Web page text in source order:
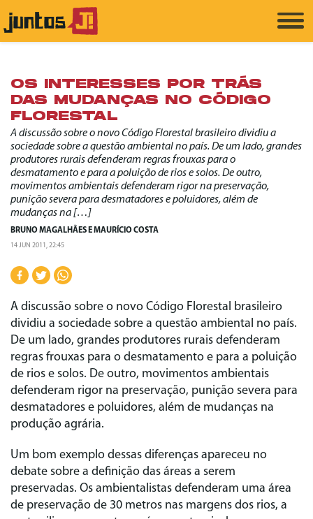
OS INTERESSES POR TRÁS
DAS MUDANÇAS NO CÓDIGO
FLORESTAL
A discussão sobre o novo Código Florestal brasileiro dividiu a
sociedade sobre a questão ambiental no país. De um lado, grandes
produtores rurais defenderam regras frouxas para o
desmatamento e para a poluição de rios e solos. De outro,
movimentos ambientais defenderam rigor na preservação,
punição severa para desmatadores e poluidores, além de
mudanças na […]
BRUNO MAGALHÃES EMAURÍCIO COSTA
14 JUN 2011, 22:45
A discussão sobre o novo Código Florestal brasileiro
dividiu a sociedade sobre a questão ambiental no país.
De um lado, grandes produtores rurais defenderam
regras frouxas para o desmatamento e para a poluição
de rios e solos. De outro, movimentos ambientais
defenderam rigor na preservação, punição severa para
desmatadores e poluidores, além de mudanças na
produção agrária.
Um bom exemplo dessas diferenças apareceu no
debate sobre a definição das áreas a serem
preservadas. Os ambientalistas defenderam uma área
de preservação de 30 metros nas margens dos rios, a